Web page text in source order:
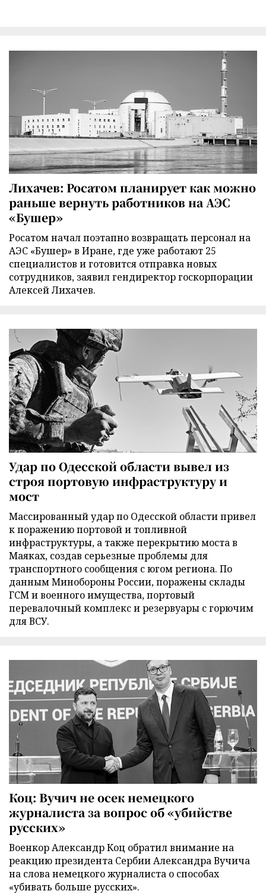
Лихачев: Росатом планирует как можно
раньше вернуть работников на АЭС
«Бушер»
Росатом начал поэтапно возвращать персонал на
АЭС «Бушер» в Иране, где уже работают 25
специалистов и готовится отправка новых
сотрудников, заявил гендиректор госкорпорации
Алексей Лихачев.
Удар по Одесской области вывел из
строя портовую инфраструктуру и
мост
Массированный удар по Одесской области привел
к поражению портовой и топливной
инфраструктуры, а также перекрытию моста в
Маяках, создав серьезные проблемы для
транспортного сообщения с югом региона. По
данным Минобороны России, поражены склады
ГСМ и военного имущества, портовый
перевалочный комплекс и резервуары с горючим
для ВСУ.
Коц: Вучич не осек немецкого
журналиста за вопрос об «убийстве
русских»
Военкор Александр Коц обратил внимание на
реакцию президента Сербии Александра Вучича
на слова немецкого журналиста о способах
«убивать больше русских».